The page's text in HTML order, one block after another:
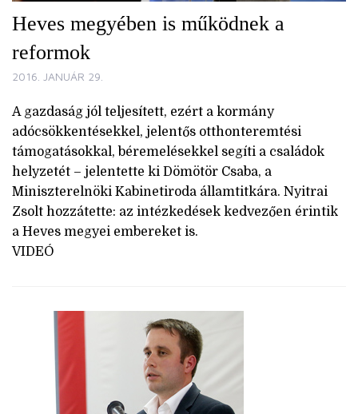
Heves megyében is működnek a
reformok
2016. JANUÁR 29.
A gazdaság jól teljesített, ezért a kormány
adócsökkentésekkel, jelentős otthonteremtési
támogatásokkal, béremelésekkel segíti a családok
helyzetét – jelentette ki Dömötör Csaba, a
Miniszterelnöki Kabinetiroda államtitkára. Nyitrai
Zsolt hozzátette: az intézkedések kedvezően érintik
a Heves megyei embereket is.
VIDEÓ